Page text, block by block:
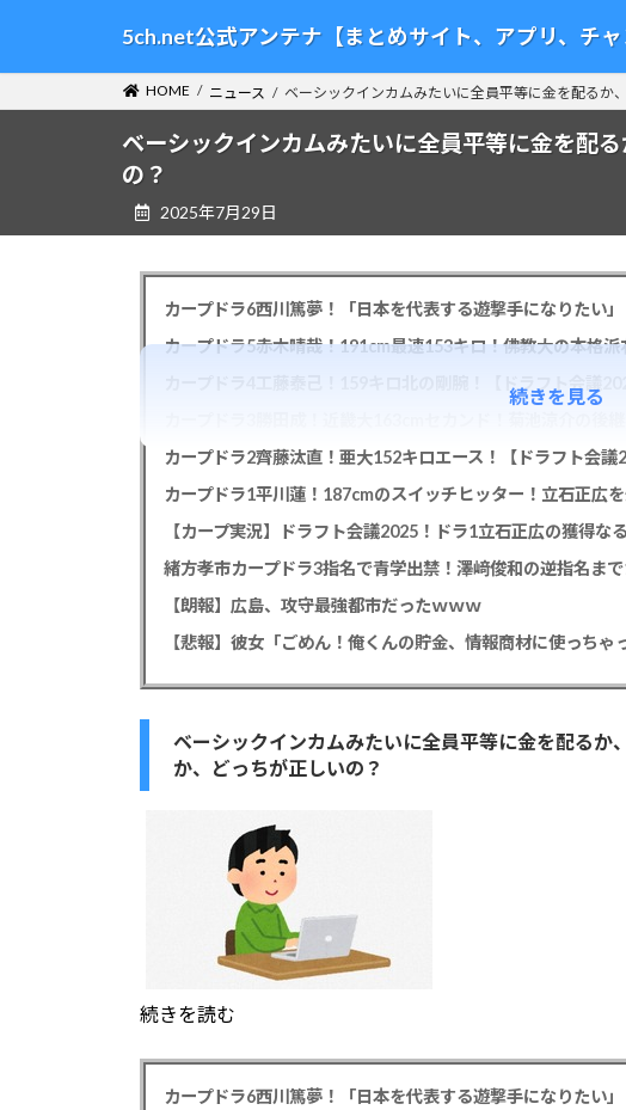
テ
ッ
ゲ
移
5ch.net公式アンテナ【まとめサイト、アプリ、チャ
HOME ニュース ベーシックインカムみたいに全員平等に金を配るか
ベーシックインカムみたいに全員平等に金を配
の？
2025年7月29日
カープドラ6西川篤夢！「日本を代表する遊撃手になりたい」
カープドラ5赤木晴哉！191cm最速153キロ！佛教大の本格
カープドラ4工藤泰己！159キロ北の剛腕！【ドラフト会議
カープドラ2齊藤汰直！亜大152キロエース！【ドラフト会議
【カープ実況】ドラフト会議2025！ドラ1立石正広の獲得な
緒方孝市カープドラ3指名で青学出禁！澤﨑俊和の逆指名ま
【朗報】広島、攻守最強都市だったｗｗｗ
ベーシックインカムみたいに全員平等に金を配るか
か、どっちが正しいの？
続きを読む
続きを見る
カープドラ6西川篤夢！「日本を代表する遊撃手になりたい」